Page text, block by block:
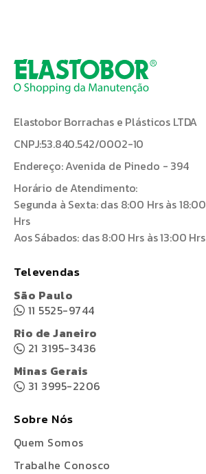
Elastobor Borrachas e Plásticos LTDA
CNPJ:53.840.542/0002-10
Endereço: Avenida de Pinedo - 394
Horário de Atendimento:
Segunda à Sexta: das 8:00 Hrs às 18:00
Hrs
Aos Sábados: das 8:00 Hrs às 13:00 Hrs
Televendas
São Paulo
11 5525-9744
Rio de Janeiro
21 3195-3436
Minas Gerais
31 3995-2206
Sobre Nós
Quem Somos
Trabalhe Conosco